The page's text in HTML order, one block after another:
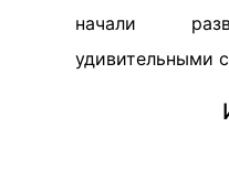
начали
удивительными